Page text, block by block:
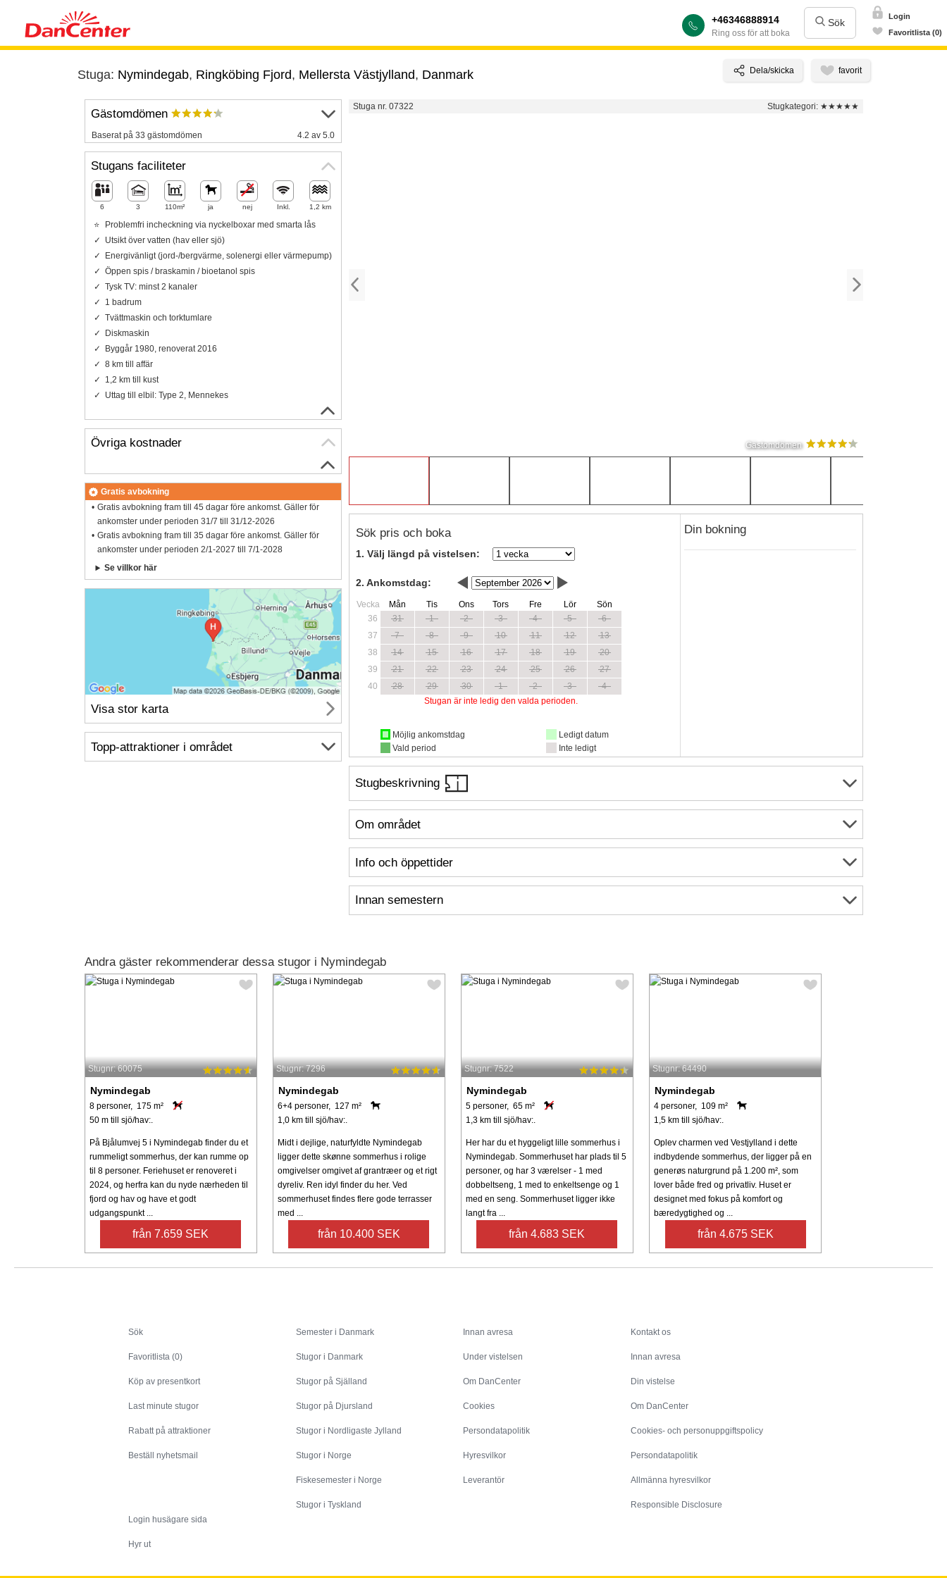
+46346888914
Ring oss för att boka
Sök
Login
Favoritlista (0)
Stuga: Nymindegab, Ringköbing Fjord, Mellersta Västjylland, Danmark
Stuga nr. 07322 Stugkategori: ★★★★★
Gästomdömen
Sök pris och boka
1. Välj längd på vistelsen:
2. Ankomstdag:
Vecka Mån Tis Ons Tors Fre Lör
Sön
36
31 1 2 3 4 5
6
37
7 8 9 10 11 12
13
38
14 15 16 17 18 19
20
39
21 22 23 24 25 26
27
40
28 29 30 1 2 3
4
Stugan är inte ledig den valda perioden.
Möjlig ankomstdag
Vald period
Ledigt datum
Inte ledigt
Din bokning
Stugbeskrivning
Om området
Info och öppettider
Innan semestern
Gästomdömen
Baserat på 33 gästomdömen 4.2 av 5.0
Stugans faciliteter
6 3 110m² ja nej Inkl. 1,2 km
Problemfri incheckning via nyckelboxar med smarta lås
Utsikt över vatten (hav eller sjö)
Energivänligt (jord-/bergvärme, solenergi eller värmepump)
Öppen spis / braskamin / bioetanol spis
Tysk TV: minst 2 kanaler
1 badrum
Tvättmaskin och torktumlare
Diskmaskin
Byggår 1980, renoverat 2016
8 km till affär
1,2 km till kust
Uttag till elbil: Type 2, Mennekes
Övriga kostnader
Gratis avbokning
Gratis avbokning fram till 45 dagar före ankomst. Gäller för
ankomster under perioden 31/7 till 31/12-2026
Gratis avbokning fram till 35 dagar före ankomst. Gäller för
ankomster under perioden 2/1-2027 till 7/1-2028
Se villkor här
Visa stor karta
Topp-attraktioner i området
Andra gäster rekommenderar dessa stugor i Nymindegab
Stugnr: 60075
Nymindegab
8 personer, 175 m²
50 m till sjö/hav:.
På Bjålumvej 5 i Nymindegab finder du et
rummeligt sommerhus, der kan rumme op
til 8 personer. Feriehuset er renoveret i
2024, og herfra kan du nyde nærheden til
fjord og hav og have et godt
udgangspunkt ...
från 7.659 SEK
Stugnr: 7296
Nymindegab
6+4 personer, 127 m²
1,0 km till sjö/hav:.
Midt i dejlige, naturfyldte Nymindegab
ligger dette skønne sommerhus i rolige
omgivelser omgivet af grantræer og et rigt
dyreliv. Ren idyl finder du her. Ved
sommerhuset findes flere gode terrasser
med ...
från 10.400 SEK
Stugnr: 7522
Nymindegab
5 personer, 65 m²
1,3 km till sjö/hav:.
Her har du et hyggeligt lille sommerhus i
Nymindegab. Sommerhuset har plads til 5
personer, og har 3 værelser - 1 med
dobbeltseng, 1 med to enkeltsenge og 1
med en seng. Sommerhuset ligger ikke
langt fra ...
från 4.683 SEK
Stugnr: 64490
Nymindegab
4 personer, 109 m²
1,5 km till sjö/hav:.
Oplev charmen ved Vestjylland i dette
indbydende sommerhus, der ligger på en
generøs naturgrund på 1.200 m², som
lover både fred og privatliv. Huset er
designet med fokus på komfort og
bæredygtighed og ...
från 4.675 SEK
Sök
Favoritlista (0)
Köp av presentkort
Last minute stugor
Rabatt på attraktioner
Beställ nyhetsmail
Login husägare sida
Hyr ut
Semester i Danmark
Stugor i Danmark
Stugor på Själland
Stugor på Djursland
Stugor i Nordligaste Jylland
Stugor i Norge
Fiskesemester i Norge
Stugor i Tyskland
Innan avresa
Under vistelsen
Om DanCenter
Cookies
Persondatapolitik
Hyresvilkor
Leverantör
Kontakt os
Innan avresa
Din vistelse
Om DanCenter
Cookies- och personuppgiftspolicy
Persondatapolitik
Allmänna hyresvilkor
Responsible Disclosure